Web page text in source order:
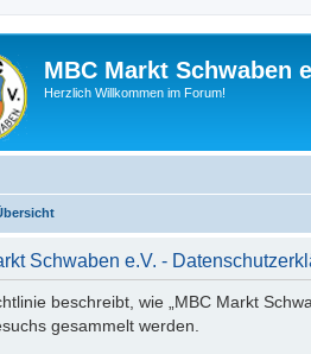
MBC Markt Schwaben
Herzlich Willkommen im Forum!
Schwaben e.V. -
beschreibt, wie „MBC Markt
gesammelt werden.